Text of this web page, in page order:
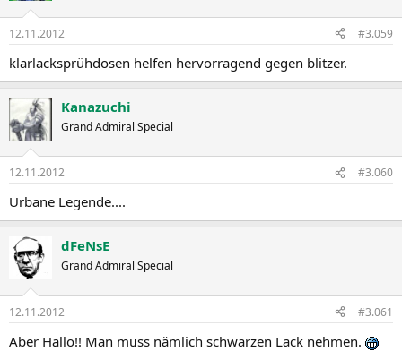
12.11.2012 #3.059
klarlacksprühdosen helfen hervorragend gegen blitzer.
Kanazuchi
Grand Admiral Special
12.11.2012 #3.060
Urbane Legende....
dFeNsE
Grand Admiral Special
12.11.2012 #3.061
Aber Hallo!! Man muss nämlich schwarzen Lack nehmen.